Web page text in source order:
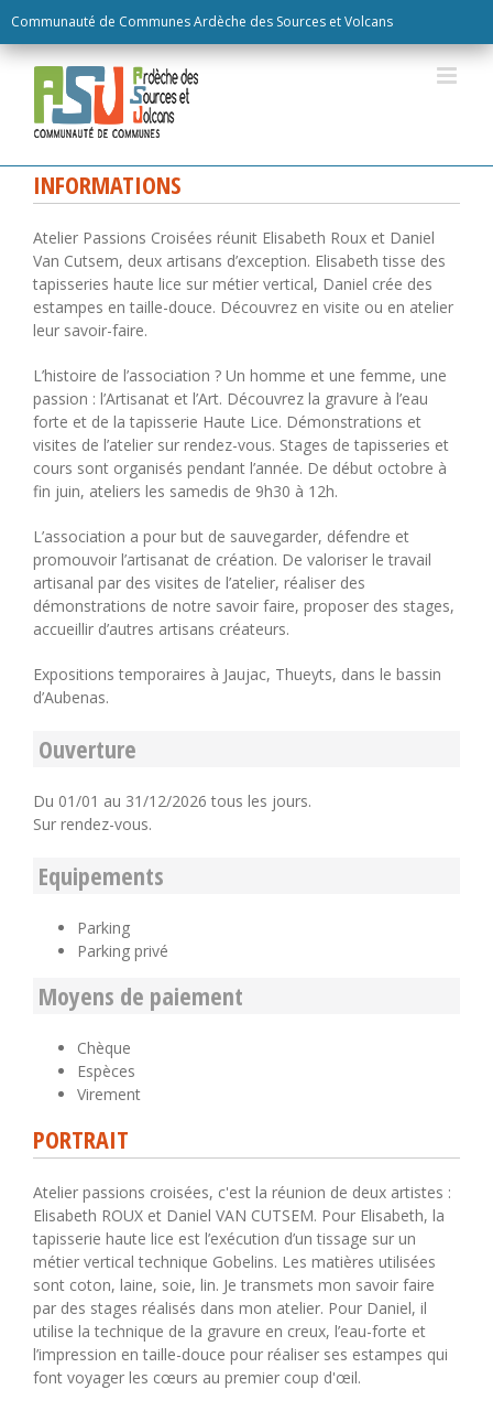
Communauté de Communes Ardèche des Sources et Volcans
to
content
INFORMATIONS
Atelier Passions Croisées réunit Elisabeth Roux et Daniel
Van Cutsem, deux artisans d’exception. Elisabeth tisse des
tapisseries haute lice sur métier vertical, Daniel crée des
estampes en taille-douce. Découvrez en visite ou en atelier
leur savoir-faire.
L’histoire de l’association ? Un homme et une femme, une
passion : l’Artisanat et l’Art. Découvrez la gravure à l’eau
forte et de la tapisserie Haute Lice. Démonstrations et
visites de l’atelier sur rendez-vous. Stages de tapisseries et
cours sont organisés pendant l’année. De début octobre à
fin juin, ateliers les samedis de 9h30 à 12h.
L’association a pour but de sauvegarder, défendre et
promouvoir l’artisanat de création. De valoriser le travail
artisanal par des visites de l’atelier, réaliser des
démonstrations de notre savoir faire, proposer des stages,
accueillir d’autres artisans créateurs.
Expositions temporaires à Jaujac, Thueyts, dans le bassin
d’Aubenas.
Ouverture
Du 01/01 au 31/12/2026 tous les jours.
Sur rendez-vous.
Equipements
Parking
Parking privé
Moyens de paiement
Chèque
Espèces
Virement
PORTRAIT
Atelier passions croisées, c'est la réunion de deux artistes :
Elisabeth ROUX et Daniel VAN CUTSEM. Pour Elisabeth, la
tapisserie haute lice est l’exécution d’un tissage sur un
métier vertical technique Gobelins. Les matières utilisées
sont coton, laine, soie, lin. Je transmets mon savoir faire
par des stages réalisés dans mon atelier. Pour Daniel, il
utilise la technique de la gravure en creux, l’eau-forte et
l’impression en taille-douce pour réaliser ses estampes qui
font voyager les cœurs au premier coup d'œil.